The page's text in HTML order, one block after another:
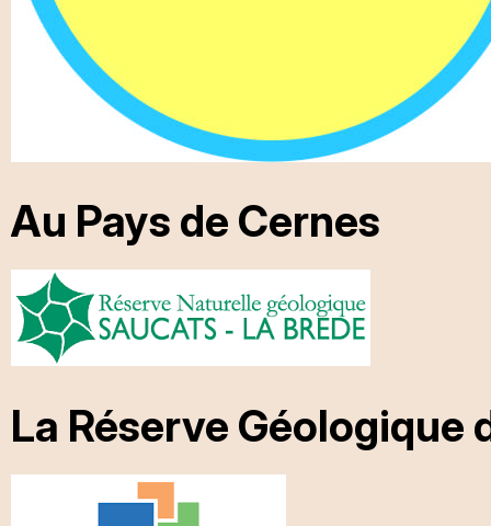
Au Pays de Cernes
La Réserve Géologique